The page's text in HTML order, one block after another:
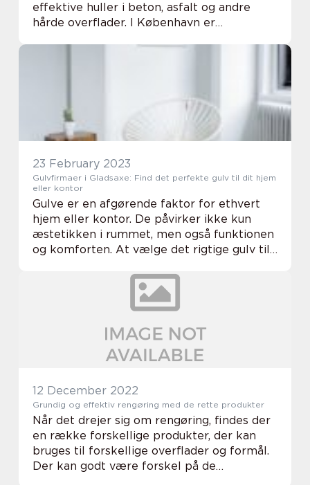
effektive huller i beton, asfalt og andre
hårde overflader. I København er
23 February 2023
Gulvfirmaer i Gladsaxe: Find det perfekte gulv til dit hjem
eller kontor
Gulve er en afgørende faktor for ethvert
hjem eller kontor. De påvirker ikke kun
æstetikken i rummet, men også funktionen
og komforten. At vælge det rigtige gulv til
du ikke har erfaring med gulvindustrien. H...
12 December 2022
Grundig og effektiv rengøring med de rette produkter
Når det drejer sig om rengøring, findes der
en række forskellige produkter, der kan
bruges til forskellige overflader og formål.
Der kan godt være forskel på de